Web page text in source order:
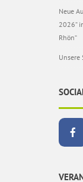
Neue
2026“
Rhön“
Unsere